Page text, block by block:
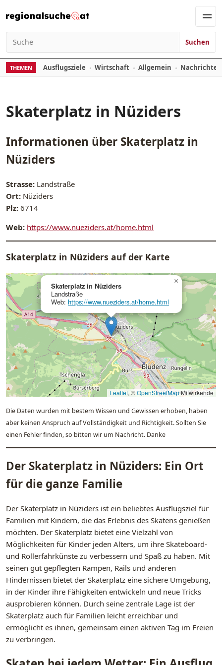
Suchen nach:
Suchen
THEMEN Ausflugsziele Wirtschaft Allgemein
Skaterplatz in Nüziders
Informationen über Skaterplatz in
Nüziders
Strasse: Landstraße
Ort: Nüziders
Plz: 6714
Web: https://www.nueziders.at/home.html
Skaterplatz in Nüziders auf der Karte
Skaterplatz in Nüziders
Landstraße
Web: https://www.nueziders.at/home.html
×
Leaflet, ©OpenStreetMapMitwirkende
Die Daten wurden mit bestem Wissen und Gewissen erhoben, haben
aber keinen Anspruch auf Vollständigkeit und Richtigkeit. Sollten Sie
einen Fehler finden, so bitten wir um Nachricht. Danke
Der Skaterplatz in Nüziders: Ein Ort
für die ganze Familie
Der Skaterplatz in Nüziders ist ein beliebtes Ausflugsziel für
Familien mit Kindern, die das Erlebnis des Skatens genießen
möchten. Der Skaterplatz bietet eine Vielzahl von
Möglichkeiten für Kinder jeden Alters, um ihre Skateboard-
und Rollerfahrkünste zu verbessern und Spaß zu haben. Mit
seinen gut gepflegten Rampen, Rails und anderen
Hindernissen bietet der Skaterplatz eine sichere Umgebung,
in der Kinder ihre Fähigkeiten entwickeln und neue Tricks
ausprobieren können. Durch seine zentrale Lage ist der
Skaterplatz auch für Familien leicht erreichbar und
ermöglicht es ihnen, gemeinsam einen aktiven Tag im Freien
zu verbringen.